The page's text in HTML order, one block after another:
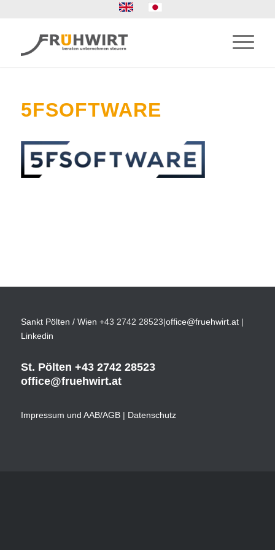
5FSOFTWARE
Sankt Pölten / Wien +43 2742 28523|office@fruehwirt.at|
Linkedin
St. Pölten +43 2742 28523
office@fruehwirt.at
Impressum und AAB/AGB| Datenschutz